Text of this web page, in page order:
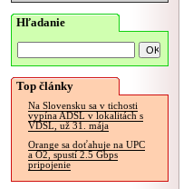
Hľadanie
Top články
Na Slovensku sa v tichosti
vypína ADSL v lokalitách s
VDSL, už 31. mája
Orange sa doťahuje na UPC
a O2, spustí 2.5 Gbps
pripojenie